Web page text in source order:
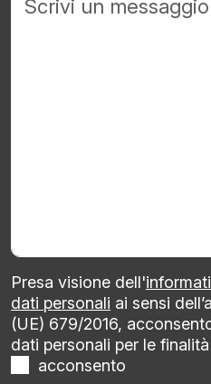
Presa visione dell'
dati personali ai sensi
(UE) 679/2016,
dati personali per le
acconsento